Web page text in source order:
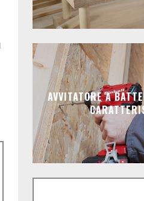
AVVITATORE A